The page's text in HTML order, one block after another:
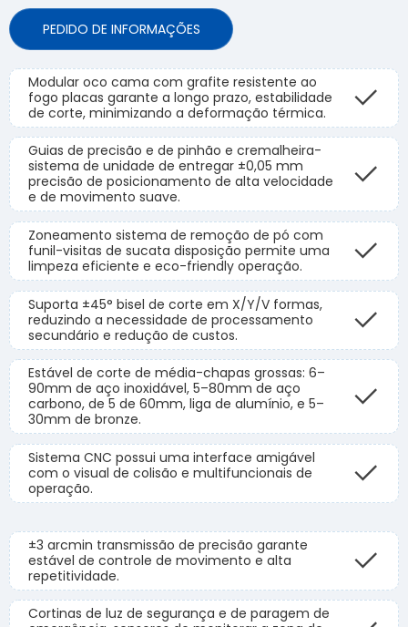
PEDIDO DE INFORMAÇÕES
Modular oco cama com grafite resistente ao
fogo placas garante a longo prazo, estabilidade
de corte, minimizando a deformação térmica.
Guias de precisão e de pinhão e cremalheira-
sistema de unidade de entregar ±0,05 mm
precisão de posicionamento de alta velocidade
e de movimento suave.
Zoneamento sistema de remoção de pó com
funil-visitas de sucata disposição permite uma
limpeza eficiente e eco-friendly operação.
Suporta ±45° bisel de corte em X/Y/V formas,
reduzindo a necessidade de processamento
secundário e redução de custos.
Estável de corte de média-chapas grossas: 6–
90mm de aço inoxidável, 5–80mm de aço
carbono, de 5 de 60mm, liga de alumínio, e 5–
30mm de bronze.
Sistema CNC possui uma interface amigável
com o visual de colisão e multifuncionais de
operação.
±3 arcmin transmissão de precisão garante
estável de controle de movimento e alta
repetitividade.
Cortinas de luz de segurança e de paragem de